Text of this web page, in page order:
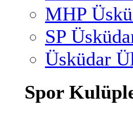
MHP
SP
Üsküdar
Spor